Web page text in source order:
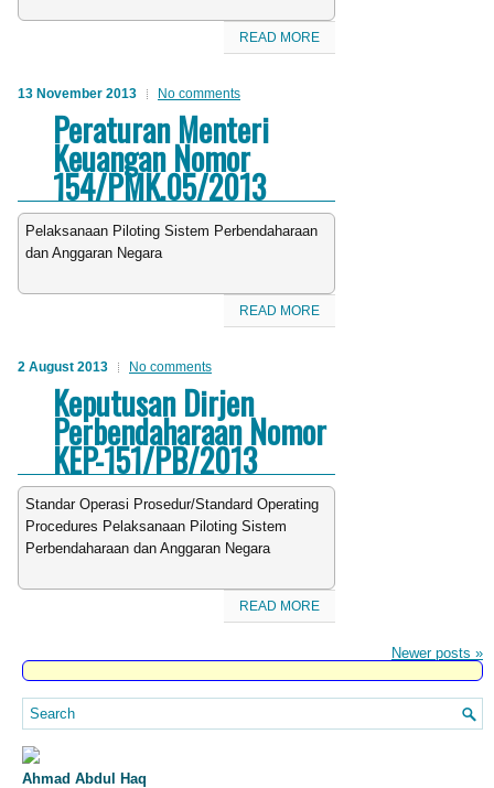
READ MORE
13 November 2013 No comments
Peraturan Menteri
Keuangan Nomor
154/PMK.05/2013
Pelaksanaan Piloting Sistem Perbendaharaan
dan Anggaran Negara
READ MORE
2 August 2013 No comments
Keputusan Dirjen
Perbendaharaan Nomor
KEP-151/PB/2013
Standar Operasi Prosedur/Standard Operating
Procedures Pelaksanaan Piloting Sistem
Perbendaharaan dan Anggaran Negara
READ MORE
Newer posts »
Ahmad Abdul Haq